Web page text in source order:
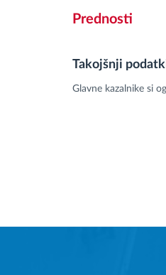
Prednosti
Takojšnji
Glavne kazalnike si